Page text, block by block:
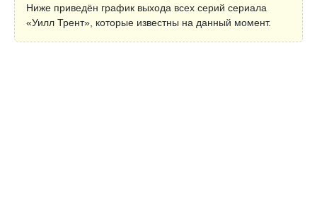
Ниже приведён график выхода всех серий сериала
«Уилл Трент», которые известны на данный момент.